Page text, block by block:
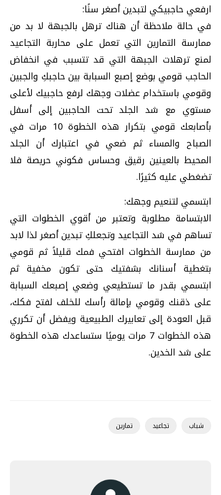
ارفعي حاجبيكي لتبدين أصغر سنًا:
في حالة ملاحظة أن هناك ترهل بالجبهة لا بد من
ممارسة التمارين التي تعمل على محاربة التجاعيد
لمنع ترهلات الجبهة التي قد تتسبب في انخفاض
الحاجب قومي بوضع إصبع السبابة بين حاجبكِ والجبين
وقومي باستخدام عضلات وجهك لرفع حاجبيك لأعلى
مستوي مع شد الجلد تحت الحاجبين إلى أسفل
بأصابعك قومي بتكرار هذه الخطوة 10 مرات في
الصباح والمساء ثم ضعي في اعتبارك أن الجلد
المحيط بالعينين رقيق وحساس فكوني حريصة فلا
تضغطي عليه كثيرًا.
ابتسمي لتنعيم وجهك:
الابتسامة مطلوبة وتعتبر من أقوي الخطوات التي
تساهم في شد التجاعيد وتجعلكِ تبدين أصغر لذا لابد
من ممارسة الخطوات افتحي فمك قليلاً ثم قومي
بتغطية أسنانك بشفتيك حتى تكون مخفية ثم
ابتسمي بقدر ما تستطيعي وضعي إصبعك السبابة
على ذقنك وقومي بإمالة رأسك للخلف لفتح فكك،
قبل العودة إلى تعابيرك الطبيعية ويفضل أن تكرري
هذه الخطوات 7 مرات يوميًا ستساعدك هذه الخطوة
على شد الخدين.
شباب تجاعيد تمارين